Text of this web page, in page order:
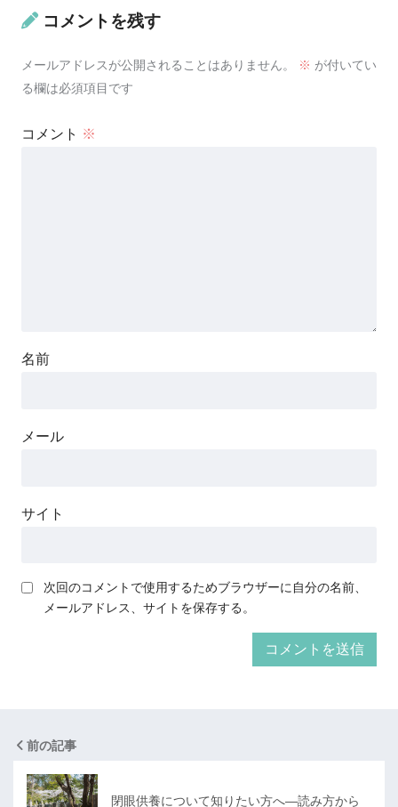
コメントを残す
メールアドレスが公開されることはありません。 ※ が付いてい
る欄は必須項目です
コメント ※
名前
メール
サイト
次回のコメントで使用するためブラウザーに自分の名前、
メールアドレス、サイトを保存する。
前の記事
閉眼供養について知りたい方へ―読み方から